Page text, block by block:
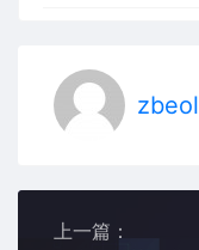
zbeol
上一篇：